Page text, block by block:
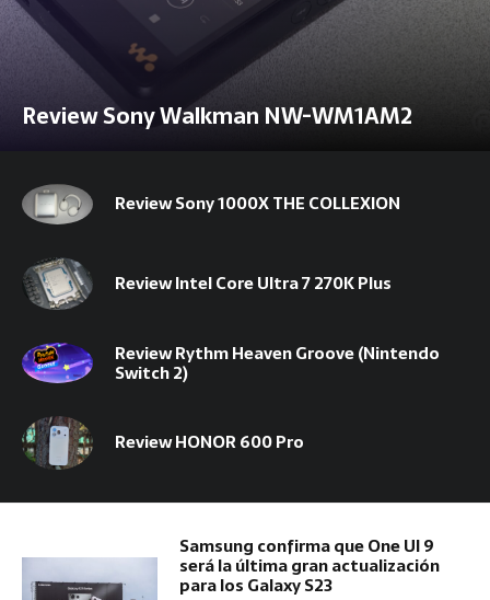
Review Sony Walkman NW-WM1AM2
Review Sony 1000X THE COLLEXION
Review Intel Core Ultra 7 270K Plus
Review Rythm Heaven Groove (Nintendo
Switch 2)
Review HONOR 600 Pro
Samsung confirma que One UI 9
será la última gran actualización
para los Galaxy S23